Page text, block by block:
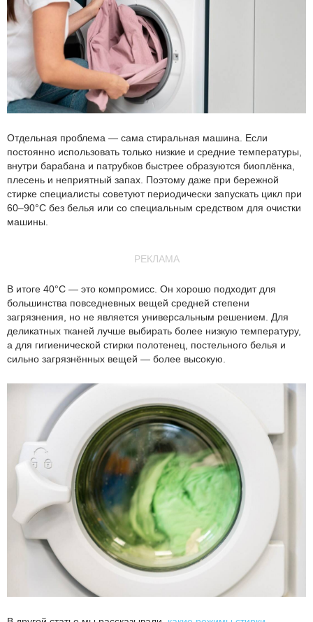
Отдельная проблема — сама стиральная машина. Если
постоянно использовать только низкие и средние температуры,
внутри барабана и патрубков быстрее образуются биоплёнка,
плесень и неприятный запах. Поэтому даже при бережной
стирке специалисты советуют периодически запускать цикл при
60–90°C без белья или со специальным средством для очистки
машины.
РЕКЛАМА
В итоге 40°C — это компромисс. Он хорошо подходит для
большинства повседневных вещей средней степени
загрязнения, но не является универсальным решением. Для
деликатных тканей лучше выбирать более низкую температуру,
а для гигиенической стирки полотенец, постельного белья и
сильно загрязнённых вещей — более высокую.